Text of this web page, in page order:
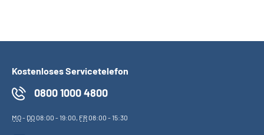
Kostenloses Servicetelefon
0800 1000 4800
MO- DO08:00 - 19:00, FR08:00 - 15:30